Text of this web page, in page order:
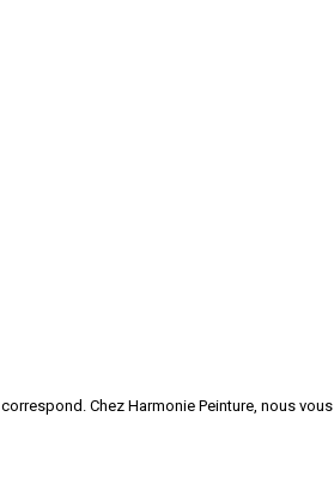
Chez Harmonie Peinture, nous vous